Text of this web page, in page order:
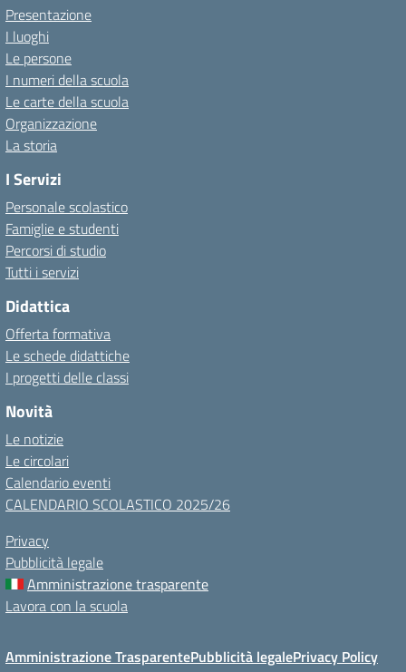
Presentazione
I luoghi
Le persone
I numeri della scuola
Le carte della scuola
Organizzazione
La storia
I Servizi
Personale scolastico
Famiglie e studenti
Percorsi di studio
Tutti i servizi
Didattica
Offerta formativa
Le schede didattiche
I progetti delle classi
Novità
Le notizie
Le circolari
Calendario eventi
CALENDARIO SCOLASTICO 2025/26
Privacy
Pubblicità legale
Amministrazione trasparente
Lavora con la scuola
Amministrazione TrasparentePubblicità legalePrivacy Policy